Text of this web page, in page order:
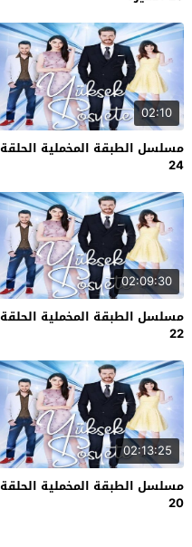
02:10
مسلسل الطبقة المخملية الحلقة
24
02:09:30
مسلسل الطبقة المخملية الحلقة
22
02:13:25
مسلسل الطبقة المخملية الحلقة
20